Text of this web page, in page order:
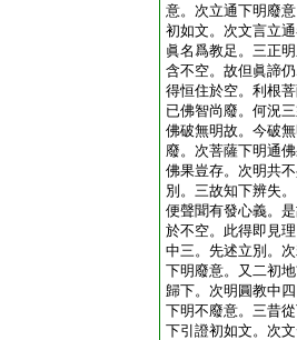
意。次立通下明廢
初如文。次文言立
眞名爲教足。三正
含不空。故但眞諦
得恒住於空。利根
已佛智尚廢。何況
佛破無明故。今破
廢。次菩薩下明通
佛果豈存。次明共
別。三故知下辨失
便聲聞有發心義。
於不空。此得即見
中三。先述立別。
下明廢意。又二初
歸下。次明圓教中
下明不廢意。三昔
下引證初如文。次